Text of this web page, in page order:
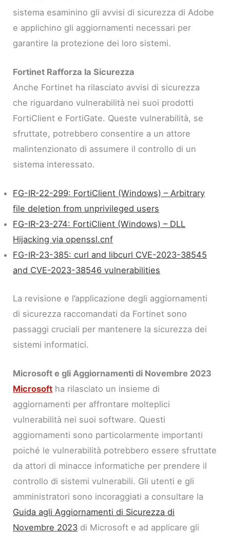
sistema esaminino gli avvisi di sicurezza di Adobe
e applichino gli aggiornamenti necessari per
garantire la protezione dei loro sistemi.
Fortinet Rafforza la Sicurezza
Anche Fortinet ha rilasciato avvisi di sicurezza
che riguardano vulnerabilità nei suoi prodotti
FortiClient e FortiGate. Queste vulnerabilità, se
sfruttate, potrebbero consentire a un attore
malintenzionato di assumere il controllo di un
sistema interessato.
FG-IR-22-299: FortiClient (Windows) – Arbitrary
file deletion from unprivileged users
FG-IR-23-274: FortiClient (Windows) – DLL
Hijacking via openssl.cnf
FG-IR-23-385: curl and libcurl CVE-2023-38545
and CVE-2023-38546 vulnerabilities
La revisione e l’applicazione degli aggiornamenti
di sicurezza raccomandati da Fortinet sono
passaggi cruciali per mantenere la sicurezza dei
sistemi informatici.
Microsoft e gli Aggiornamenti di Novembre 2023
Microsoft ha rilasciato un insieme di
aggiornamenti per affrontare molteplici
vulnerabilità nei suoi software. Questi
aggiornamenti sono particolarmente importanti
poiché le vulnerabilità potrebbero essere sfruttate
da attori di minacce informatiche per prendere il
controllo di sistemi vulnerabili. Gli utenti e gli
amministratori sono incoraggiati a consultare la
Guida agli Aggiornamenti di Sicurezza di
Novembre 2023 di Microsoft e ad applicare gli